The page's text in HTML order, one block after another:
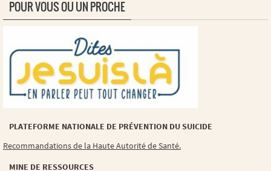
POUR VOUS OU UN PROCHE
PLATEFORME NATIONALE DE PRÉVENTION DU SUICIDE
Recommandations de la Haute Autorité de Santé.
MINE DE RESSOURCES